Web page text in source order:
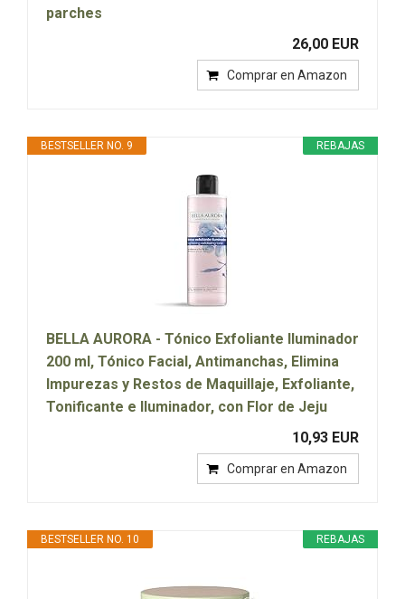
parches
26,00 EUR
Comprar en Amazon
REBAJAS
BESTSELLER NO. 9
BELLA AURORA - Tónico Exfoliante Iluminador
200 ml, Tónico Facial, Antimanchas, Elimina
Impurezas y Restos de Maquillaje, Exfoliante,
Tonificante e Iluminador, con Flor de Jeju
10,93 EUR
Comprar en Amazon
REBAJAS
BESTSELLER NO. 10